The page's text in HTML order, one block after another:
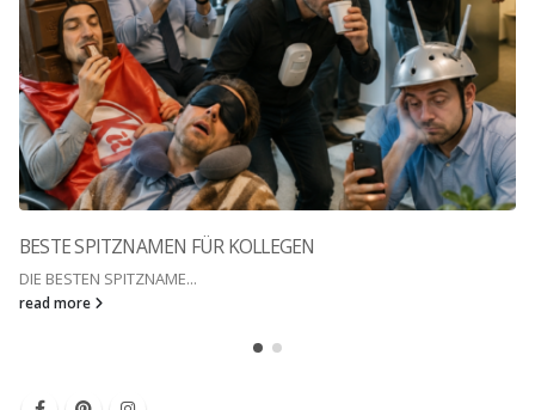
BESTE SPITZNAMEN FÜR KOLLEGEN
DIE BESTEN SPITZNAME...
read more